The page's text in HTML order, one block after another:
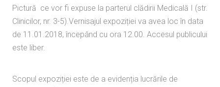
Pictură ce vor fi expuse la parterul clădirii Medicală I (str.
Clinicilor, nr. 3-5).Vernisajul expoziției va avea loc în data
de 11.01.2018, începând cu ora 12.00. Accesul publicului
este liber.
Scopul expoziției este de a evidenția lucrările de